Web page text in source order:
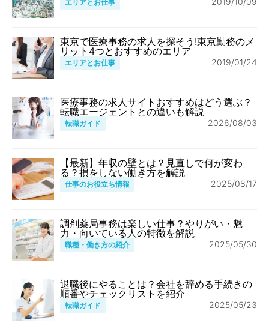
エリアとお仕事
東京で医療事務の求人を探そう!東京勤務のメ
リット4つとおすすめのエリア
エリアとお仕事 2019/01/24
医療事務の求人サイトおすすめはどう選ぶ？
転職エージェントとの違いも解説
転職ガイド 2026/08/03
【最新】年収の壁とは？見直しで何が変わ
る？損をしない働き方を解説
仕事のお役立ち情報 2025/08/17
調剤薬局事務は楽しい仕事？やりがい・魅
力・向いている人の特徴を解説
職種・働き方の紹介 2025/05/30
退職後にやることは？会社を辞める手続きの
順番やチェックリストを紹介
転職ガイド 2025/05/23